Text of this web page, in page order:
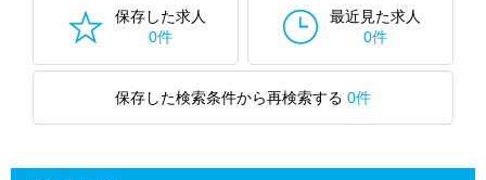
保存した求人
0件
最近見た求人
0件
保存した検索条件から再検索する 0件